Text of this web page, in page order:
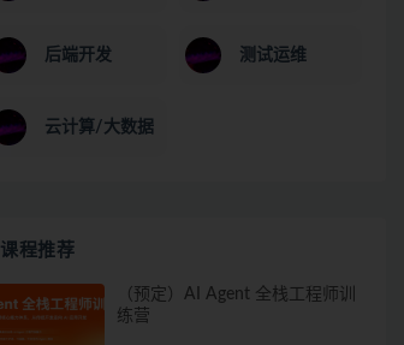
后端开发 测试运维
云计算/大数据
课程推荐
（预定）AI Agent 全栈工程师训
练营